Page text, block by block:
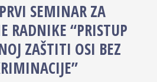
SEMINAR ZA
RADNIKE “PRISTUP
ZAŠTITI OSI BEZ